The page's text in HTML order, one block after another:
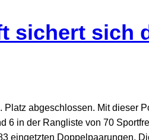
sichert sich
abgeschlossen. Mit dieser
6 in der Rangliste von 70
eingetzten Doppelpaarungen.